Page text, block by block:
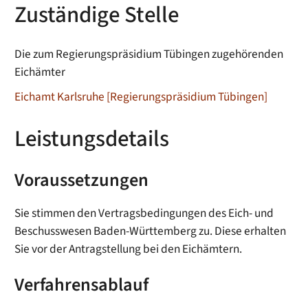
Zuständige Stelle
Die zum Regierungspräsidium Tübingen zugehörenden
Eichämter
Eichamt Karlsruhe [Regierungspräsidium Tübingen]
Leistungsdetails
Voraussetzungen
Sie stimmen den Vertragsbedingungen des Eich- und
Beschusswesen Baden-Württemberg zu. Diese erhalten
Sie vor der Antragstellung bei den Eichämtern.
Verfahrensablauf